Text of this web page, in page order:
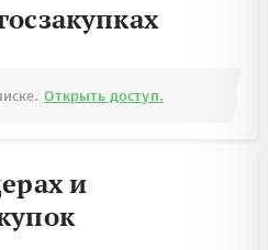
Открыть доступ.
и